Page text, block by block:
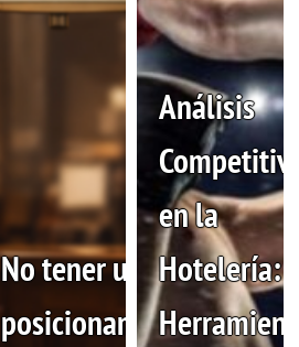
No tener un
posicionamiento
Análisis
en la
Hotelería: